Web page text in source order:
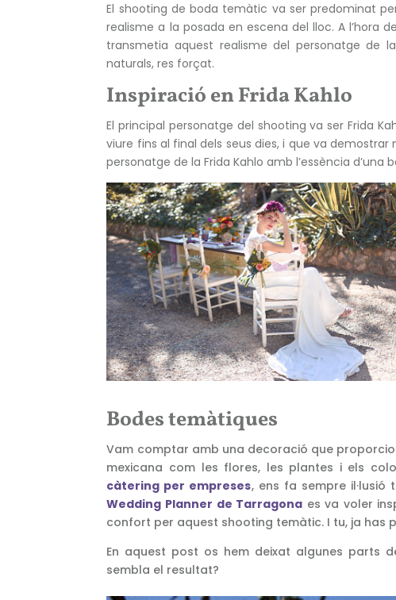
El shooting de boda temàtic va ser predominat
realisme a la posada en escena del lloc. A
transmetia aquest realisme del personatge de
naturals, res forçat.
Inspiració en Frida Kahlo
El principal personatge del shooting va ser Frida
viure fins al final dels seus dies, i que va
personatge de la Frida Kahlo amb l’essència
Bodes temàtiques
Vam comptar amb una decoració que
mexicana com les flores, les plantes i els
càtering per empreses, ens fa sempre il·lusió
Wedding Planner de Tarragona es va voler
confort per aquest shooting temàtic. I tu, ja has
En aquest post os hem deixat algunes parts
sembla el resultat?